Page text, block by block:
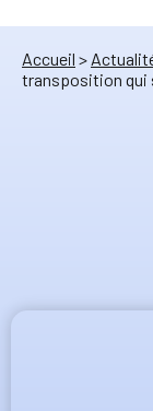
Accueil >
transposition qui